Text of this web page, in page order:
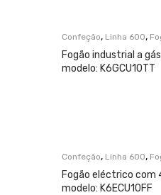
Confeção, Linha 600,
Fogão industrial a
modelo: K6GCU10TT
Confeção, Linha 600,
Fogão eléctrico com
modelo: K6ECU10FF